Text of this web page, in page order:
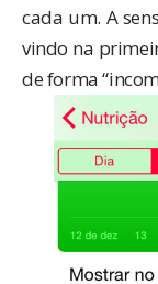
cada um. A
vindo na
de forma